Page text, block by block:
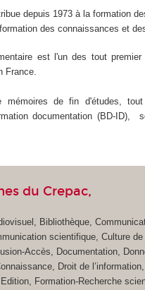
depuis 1973 à la formation
des connaissances et
est l'un des tout
France.
mémoires de fin d'études,
documentation (BD-ID),
du Crepac,
Bibliothèque,
scientifique, Culture de
Accès, Documentation,
Droit de
Edition, Formation-Recherche